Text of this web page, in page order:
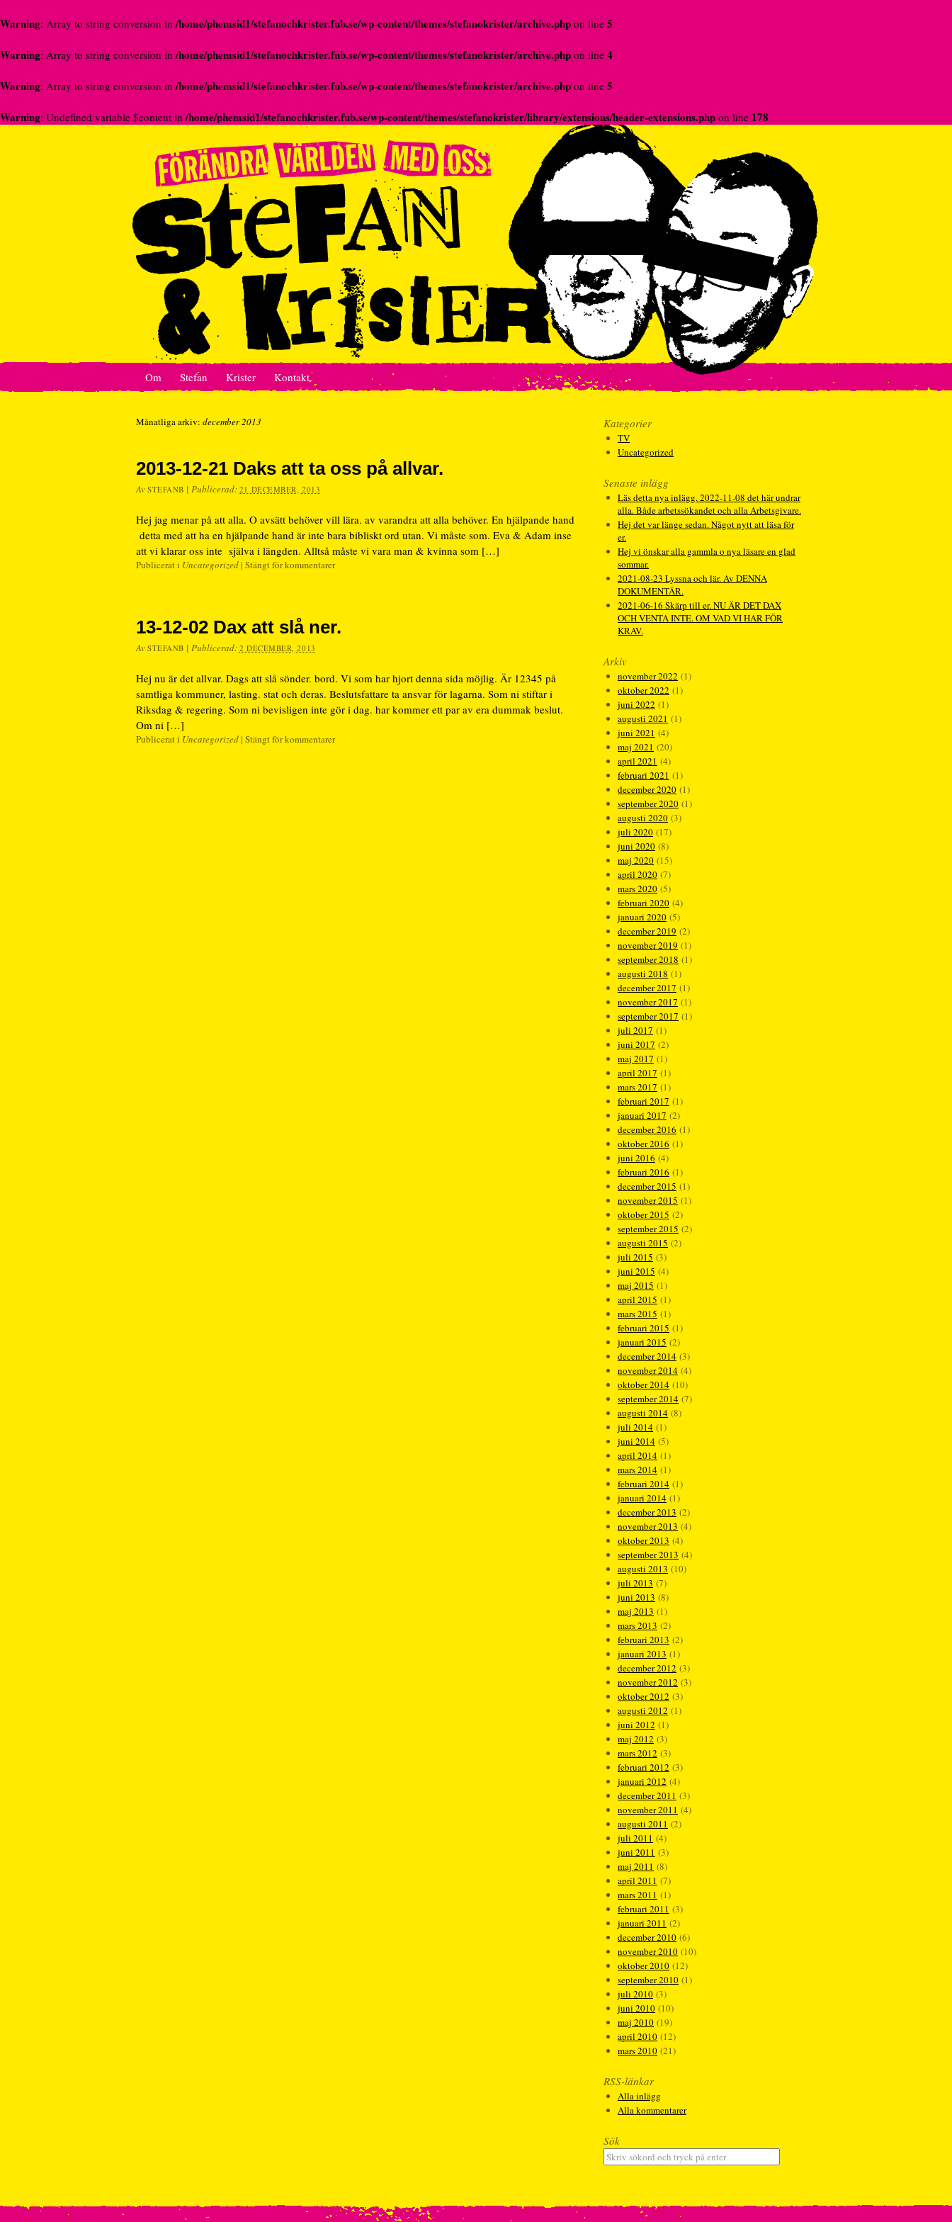
Warning: Array to string conversion in/home/phemsid1/stefanochkrister.fub.se/wp-content/themes/stefanokrister/archive.php on line 5
Warning: Array to string conversion in/home/phemsid1/stefanochkrister.fub.se/wp-content/themes/stefanokrister/archive.php on line 4
Warning: Array to string conversion in/home/phemsid1/stefanochkrister.fub.se/wp-content/themes/stefanokrister/archive.php on line 5
Warning: Undefined variable $content in/home/phemsid1/stefanochkrister.fub.se/wp-content/themes/stefanokrister/library/extensions/header-extensions.php on line 178
Om Stefan Krister Kontakt
Månatliga arkiv: december 2013
2013-12-21 Daks att ta oss på allvar.
Av STEFANB | Publicerad: 21 DECEMBER, 2013
Hej jag menar på att alla. O avsätt behöver vill lära. av varandra att alla behöver. En hjälpande hand
detta med att ha en hjälpande hand är inte bara bibliskt ord utan. Vi måste som. Eva & Adam inse
att vi klarar oss inte själva i längden. Alltså måste vi vara man & kvinna som […]
Publicerat i Uncategorized | Stängt för kommentarer
13-12-02 Dax att slå ner.
Av STEFANB | Publicerad: 2 DECEMBER, 2013
Hej nu är det allvar. Dags att slå sönder. bord. Vi som har hjort denna sida möjlig. Är 12345 på
samtliga kommuner, lasting. stat och deras. Beslutsfattare ta ansvar för lagarna. Som ni stiftar i
Riksdag & regering. Som ni bevisligen inte gör i dag. har kommer ett par av era dummak beslut.
Om ni […]
Publicerat i Uncategorized | Stängt för kommentarer
Kategorier
TV
Uncategorized
Senaste inlägg
Läs detta nya inlägg. 2022-11-08 det här undrar
alla. Både arbetssökandet och alla Arbetsgivare.
Hej det var länge sedan. Något nytt att läsa för
er.
Hej vi önskar alla gammla o nya läsare en glad
sommar.
2021-08-23 Lyssna och lär. Av DENNA
DOKUMENTÄR.
2021-06-16 Skärp till er. NU ÄR DET DAX
OCH VENTA INTE. OM VAD VI HAR FÖR
KRAV.
Arkiv
november 2022 (1)
oktober 2022 (1)
juni 2022 (1)
augusti 2021 (1)
juni 2021 (4)
maj 2021 (20)
april 2021 (4)
februari 2021 (1)
december 2020 (1)
september 2020 (1)
augusti 2020 (3)
juli 2020 (17)
juni 2020 (8)
maj 2020 (15)
april 2020 (7)
mars 2020 (5)
februari 2020 (4)
januari 2020 (5)
december 2019 (2)
november 2019 (1)
september 2018 (1)
augusti 2018 (1)
december 2017 (1)
november 2017 (1)
september 2017 (1)
juli 2017 (1)
juni 2017 (2)
maj 2017 (1)
april 2017 (1)
mars 2017 (1)
februari 2017 (1)
januari 2017 (2)
december 2016 (1)
oktober 2016 (1)
juni 2016 (4)
februari 2016 (1)
december 2015 (1)
november 2015 (1)
oktober 2015 (2)
september 2015 (2)
augusti 2015 (2)
juli 2015 (3)
juni 2015 (4)
maj 2015 (1)
april 2015 (1)
mars 2015 (1)
februari 2015 (1)
januari 2015 (2)
december 2014 (3)
november 2014 (4)
oktober 2014 (10)
september 2014 (7)
augusti 2014 (8)
juli 2014 (1)
juni 2014 (5)
april 2014 (1)
mars 2014 (1)
februari 2014 (1)
januari 2014 (1)
december 2013 (2)
november 2013 (4)
oktober 2013 (4)
september 2013 (4)
augusti 2013 (10)
juli 2013 (7)
juni 2013 (8)
maj 2013 (1)
mars 2013 (2)
februari 2013 (2)
januari 2013 (1)
december 2012 (3)
november 2012 (3)
oktober 2012 (3)
augusti 2012 (1)
juni 2012 (1)
maj 2012 (3)
mars 2012 (3)
februari 2012 (3)
januari 2012 (4)
december 2011 (3)
november 2011 (4)
augusti 2011 (2)
juli 2011 (4)
juni 2011 (3)
maj 2011 (8)
april 2011 (7)
mars 2011 (1)
februari 2011 (3)
januari 2011 (2)
december 2010 (6)
november 2010 (10)
oktober 2010 (12)
september 2010 (1)
juli 2010 (3)
juni 2010 (10)
maj 2010 (19)
april 2010 (12)
mars 2010 (21)
RSS-länkar
Alla inlägg
Alla kommentarer
Sök